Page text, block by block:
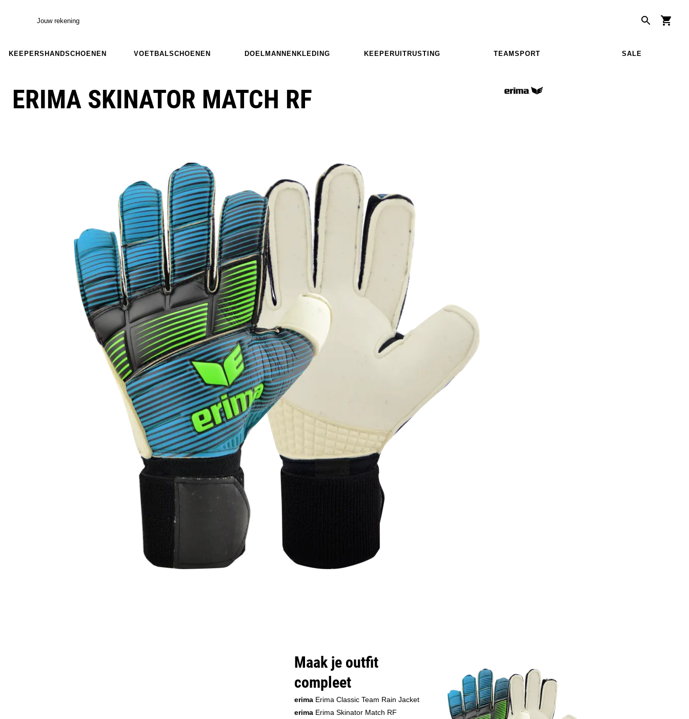
Jouw rekening
KEEPERSHANDSCHOENEN VOETBALSCHOENEN DOELMANNENKLEDING KEEPERUITRUSTING TEAMSPORT SALE
ERIMA SKINATOR MATCH RF
Maak je outfit
compleet
erima Erima Classic Team Rain Jacket
erima Erima Skinator Match RF